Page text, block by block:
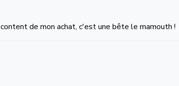
de mon achat, c'est une bête le mamouth !